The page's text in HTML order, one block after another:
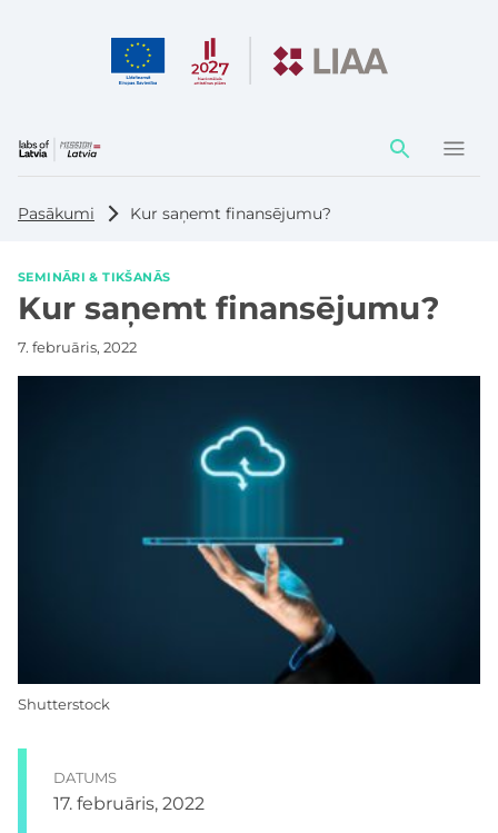
Darbības
elementi
Pasākumi Kur saņemt finansējumu?
SEMINĀRI & TIKŠANĀS
Kur saņemt finansējumu?
7. februāris, 2022
DATUMS
17. februāris, 2022
Shutterstock